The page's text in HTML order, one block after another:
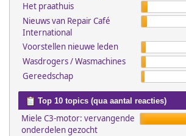
Het praathuis
Nieuws van Repair Café
International
Voorstellen nieuwe leden
Wasdrogers / Wasmachines
Gereedschap
Top 10 topics (qua aantal reacties)
Miele C3-motor: vervangende
onderdelen gezocht